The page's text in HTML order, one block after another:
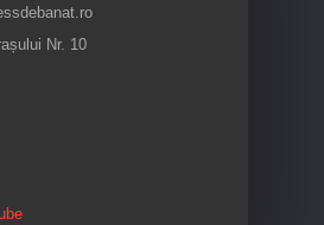
Nr. 10